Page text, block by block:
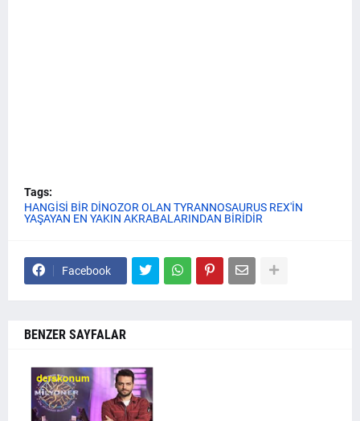
Tags:
HANGİSİ BİR DİNOZOR OLAN TYRANNOSAURUS REX'İN
YAŞAYAN EN YAKIN AKRABALARINDAN BİRİDİR
Facebook
BENZER SAYFALAR